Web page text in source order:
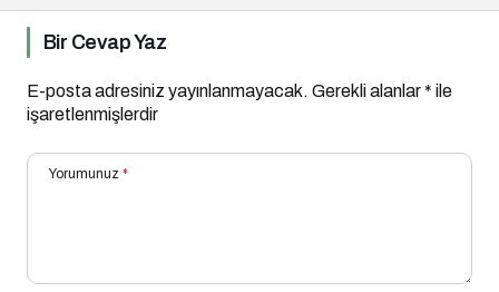
Bir Cevap Yaz
E-posta adresiniz yayınlanmayacak. Gerekli alanlar* ile
işaretlenmişlerdir
Yorumunuz *